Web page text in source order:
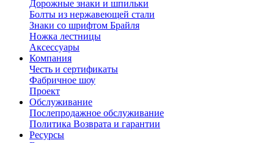
Дорожные знаки и шпильки
Болты из нержавеющей стали
Знаки со шрифтом Брайля
Ножка лестницы
Аксессуары
Компания
Честь и сертификаты
Фабричное шоу
Проект
Обслуживание
Послепродажное обслуживание
Политика Возврата и гарантии
Ресурсы